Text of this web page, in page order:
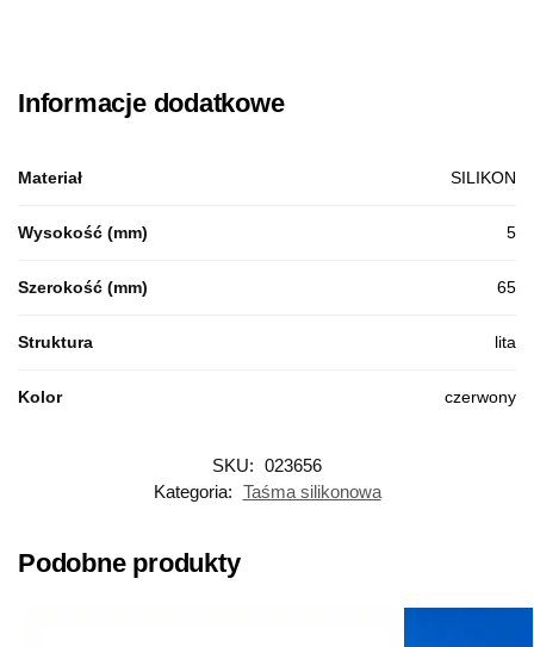
Informacje dodatkowe
Materiał SILIKON
Wysokość (mm) 5
Szerokość (mm) 65
Struktura lita
Kolor czerwony
SKU: 023656
Kategoria: Taśma silikonowa
Podobne produkty